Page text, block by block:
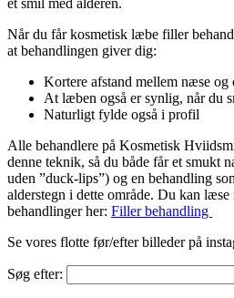
et smil med alderen.
Når du får kosmetisk læbe filler
at behandlingen giver dig:
Kortere afstand mellem næse
At læben også er synlig, når du
Naturligt fylde også i profil
Alle behandlere på Kosmetisk
denne teknik, så du både får et smukt
uden ”duck-lips”) og en behandling
alderstegn i dette område. Du kan
behandlinger her: Filler behandling
Se vores flotte før/efter billeder på
Søg efter: